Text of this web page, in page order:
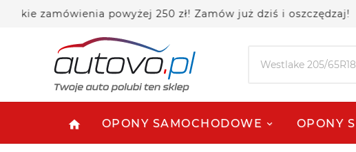
zamówienia powyżej 250 zł! Zamów już dziś i oszczędzaj!
home OPONY SAMOCHODOWE OPONY